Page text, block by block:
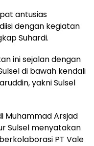
antusias
dengan kegiatan
Suhardi.
ini sejalan dengan
di bawah kendali
yakni Sulsel
Muhammad Arsjad
Sulsel menyatakan
PT Vale